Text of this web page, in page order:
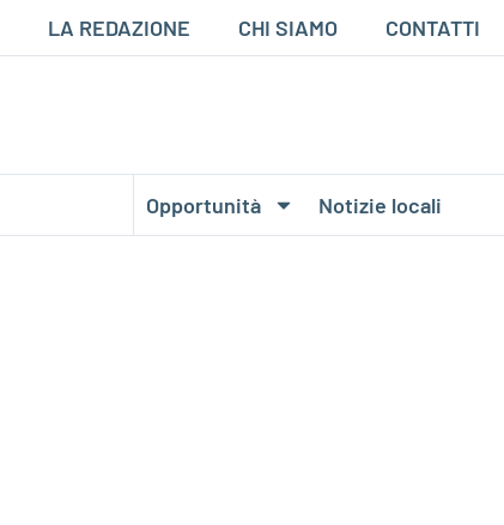
LA REDAZIONE CHI SIAMO CONTATTI
Opportunità Notizie locali